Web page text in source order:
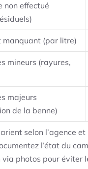
non effectué
manquant (par litre)
mineurs (rayures,
majeurs
de la benne)
selon l’agence et
l’état du
photos pour éviter